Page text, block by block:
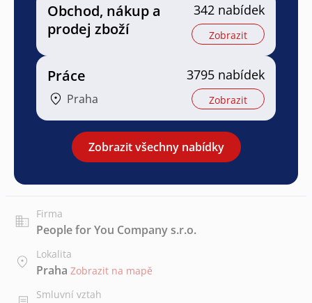
Obchod, nákup a
prodej zboží
342 nabídek
Zobrazit
Práce
Praha
3795 nabídek
Zobrazit
Zobrazit všechny nabídky
Firma
People for You Company s.r.o.
Lokalita
Praha Zobrazit na mapě
Smluvní vztah